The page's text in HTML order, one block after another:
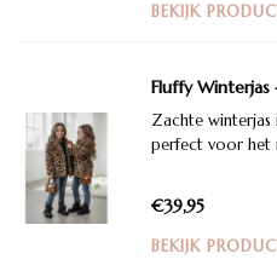
BEKIJK
Fluffy Winterjas
Zachte winterjas
perfect voor het
€39,95
BEKIJK